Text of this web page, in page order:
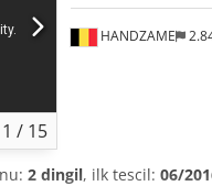
1 / 15
HANDZAME
2 dingil, ilk tescil: 06/